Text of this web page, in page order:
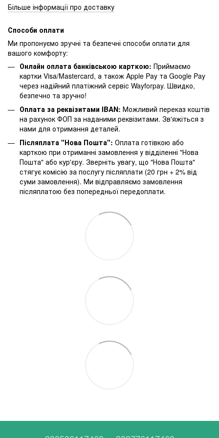
Більше інформації про доставку
Способи оплати
Ми пропонуємо зручні та безпечні способи оплати для
вашого комфорту:
Онлайн оплата банківською карткою: Приймаємо
картки Visa/Mastercard, а також Apple Pay та Google Pay
через надійний платіжний сервіс Wayforpay. Швидко,
безпечно та зручно!
Оплата за реквізитами IBAN: Можливий переказ коштів
на рахунок ФОП за наданими реквізитами. Зв'яжіться з
нами для отримання деталей.
Післяплата "Нова Пошта": Оплата готівкою або
карткою при отриманні замовлення у відділенні "Нова
Пошта" або кур'єру. Зверніть увагу, що "Нова Пошта"
стягує комісію за послугу післяплати (20 грн + 2% від
суми замовлення). Ми відправляємо замовлення
післяплатою без попередньої передоплати.